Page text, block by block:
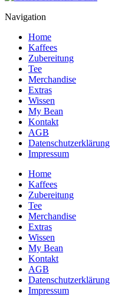
Navigation
Home
Kaffees
Zubereitung
Tee
Merchandise
Extras
Wissen
My Bean
Kontakt
AGB
Datenschutzerklärung
Impressum
Home
Kaffees
Zubereitung
Tee
Merchandise
Extras
Wissen
My Bean
Kontakt
AGB
Datenschutzerklärung
Impressum